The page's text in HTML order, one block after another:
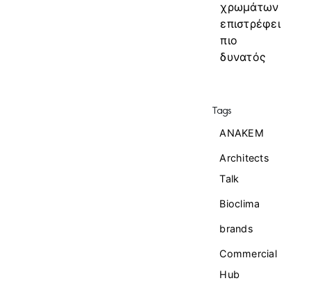
χρωμάτων
επιστρέφει
πιο
δυνατός
Tags
ANAKEM
Architects
Talk
Bioclima
brands
Commercial
Ηub